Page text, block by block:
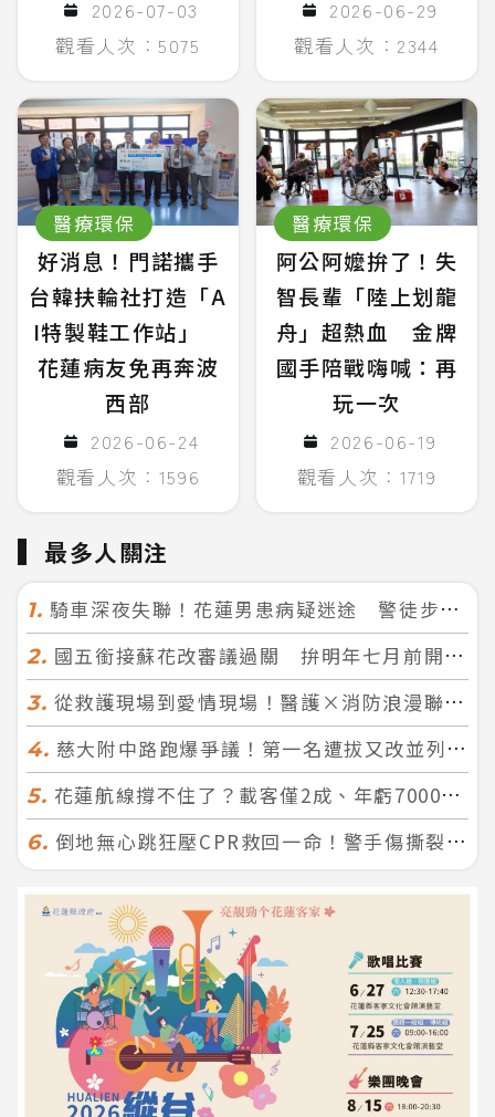
2026-07-03
觀看人次：5075
2026-06-29
觀看人次：2344
醫療環保
好消息！門諾攜手
台韓扶輪社打造「A
I特製鞋工作站」
花蓮病友免再奔波
西部
2026-06-24
觀看人次：1596
醫療環保
阿公阿嬤拚了！失
智長輩「陸上划龍
舟」超熱血 金牌
國手陪戰嗨喊：再
玩一次
2026-06-19
觀看人次：1719
最多人關注
1. 騎車深夜失聯！花蓮男患病疑迷途 警徒步百米急尋救回一命
2. 國五銜接蘇花改審議過關 拚明年七月前開工！台北花蓮2小時生活圈成形
3. 從救護現場到愛情現場！醫護×消防浪漫聯誼 32人配對成功5對
4. 慈大附中路跑爆爭議！第一名遭拔又改並列 家長怒：難以接受
5. 花蓮航線撐不住了？載客僅2成、年虧7000萬 華信喊：真的快飛不下去
6. 倒地無心跳狂壓CPR救回一命！警手傷撕裂仍不放手 竟救到藝人何篤霖哥哥